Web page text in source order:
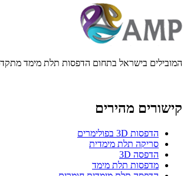
המובילים בישראל בתחום הדפסות תלת מימד
קישורים מהירים
הדפסות 3D בפולימרים
סריקה תלת מימדית
הדפסה 3D
מדפסות תלת מימד